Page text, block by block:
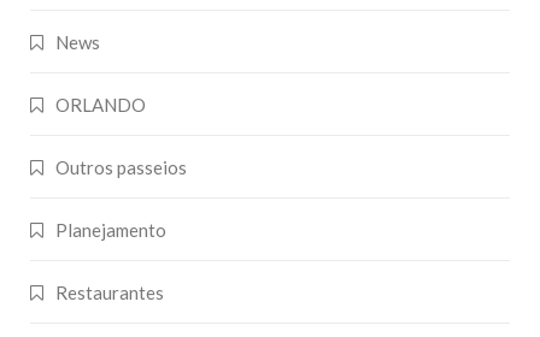
News
ORLANDO
Outros passeios
Planejamento
Restaurantes